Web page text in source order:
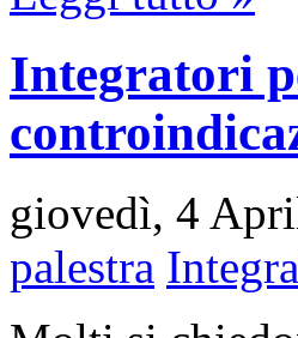
Integratori
giovedì, 4
palestra